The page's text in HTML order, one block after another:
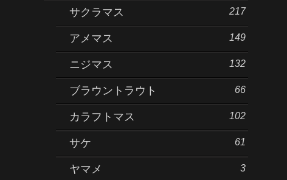
サクラマス 217
アメマス 149
ニジマス 132
ブラウントラウト 66
カラフトマス 102
サケ 61
ヤマメ 3